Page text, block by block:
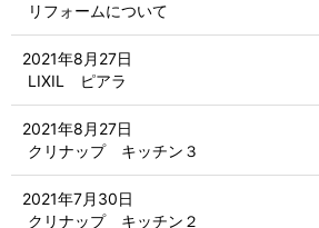
リフォームについて
LIXIL ピアラ
2021年8月27日
クリナップ キッチン３
2021年8月27日
クリナップ キッチン２
2021年7月30日